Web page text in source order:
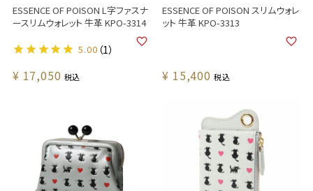
ESSENCE OF POISON L字ファスナ
ースリムウォレット 牛革 KPO-3314
¥ 17,050 税込
5.00 （1）
ESSENCE OF POISON スリムウォレ
ット 牛革 KPO-3313
¥ 15,400 税込